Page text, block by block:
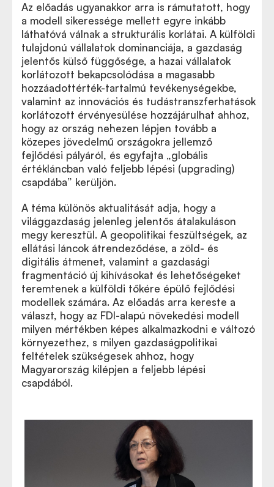
Az előadás ugyanakkor arra is rámutatott, hogy
a modell sikeressége mellett egyre inkább
láthatóvá válnak a strukturális korlátai. A külföldi
tulajdonú vállalatok dominanciája, a gazdaság
jelentős külső függősége, a hazai vállalatok
korlátozott bekapcsolódása a magasabb
hozzáadottérték-tartalmú tevékenységekbe,
valamint az innovációs és tudástranszferhatások
korlátozott érvényesülése hozzájárulhat ahhoz,
hogy az ország nehezen lépjen tovább a
közepes jövedelmű országokra jellemző
fejlődési pályáról, és egyfajta „globális
értékláncban való feljebb lépési (upgrading)
csapdába” kerüljön.
A téma különös aktualitását adja, hogy a
világgazdaság jelenleg jelentős átalakuláson
megy keresztül. A geopolitikai feszültségek, az
ellátási láncok átrendeződése, a zöld- és
digitális átmenet, valamint a gazdasági
fragmentáció új kihívásokat és lehetőségeket
teremtenek a külföldi tőkére épülő fejlődési
modellek számára. Az előadás arra kereste a
választ, hogy az FDI-alapú növekedési modell
milyen mértékben képes alkalmazkodni e változó
környezethez, s milyen gazdaságpolitikai
feltételek szükségesek ahhoz, hogy
Magyarország kilépjen a feljebb lépési
csapdából.